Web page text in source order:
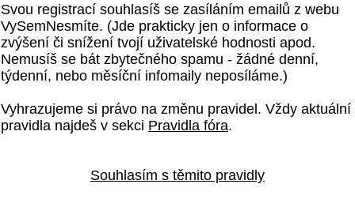
Svou registrací souhlasíš se zasíláním emailů z webu
VySemNesmíte. (Jde prakticky jen o informace o
zvýšení či snížení tvojí uživatelské hodnosti apod.
Nemusíš se bát zbytečného spamu - žádné denní,
týdenní, nebo měsíční infomaily neposíláme.)
Vyhrazujeme si právo na změnu pravidel. Vždy aktuální
pravidla najdeš v sekci Pravidla fóra.
Souhlasím s těmito pravidly